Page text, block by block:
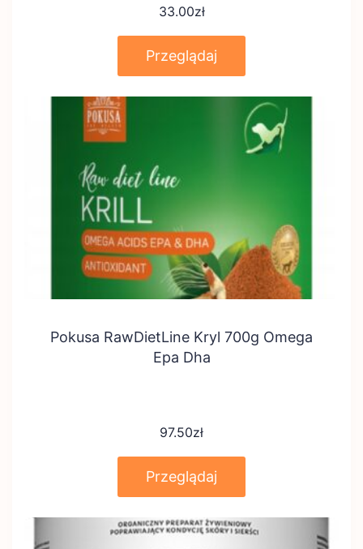
33.00zł
Przeglądaj
Pokusa RawDietLine Kryl 700g Omega
Epa Dha
97.50zł
Przeglądaj